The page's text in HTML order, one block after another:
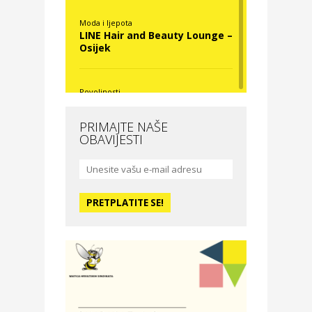
Moda i ljepota
LINE Hair and Beauty Lounge –
Osijek
Povoljnosti
Moda i ljepota
studio – Osijek
Zdravlje i osiguranje
PRIMAJTE NAŠE
OBAVIJESTI